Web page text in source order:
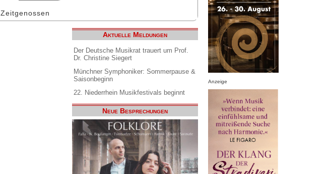
Zeitgenossen
Aktuelle Meldungen
Der Deutsche Musikrat trauert um Prof.
Dr. Christine Siegert
Münchner Symphoniker: Sommerpause &
Saisonbeginn
22. Niederrhein Musikfestivals beginnt
Neue Besprechungen
Anzeige